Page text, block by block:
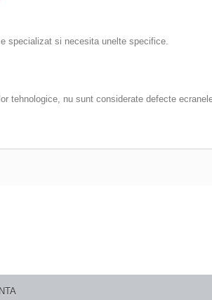
specializat si necesita unelte specifice.
tehnologice, nu sunt considerate defecte